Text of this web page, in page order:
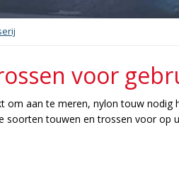
voor
om aan te meren, nylon touw
soorten touwen en trossen voor op